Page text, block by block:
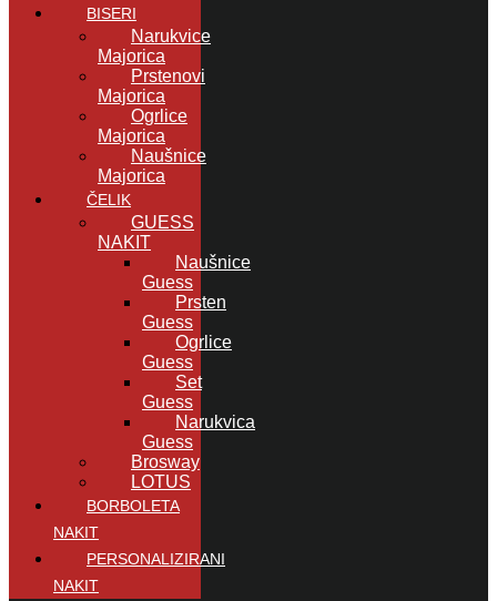
BISERI
Narukvice
Majorica
Prstenovi
Majorica
Ogrlice
Majorica
Naušnice
Majorica
ČELIK
GUESS
NAKIT
Naušnice
Guess
Prsten
Guess
Ogrlice
Guess
Set
Guess
Narukvica
Guess
Brosway
LOTUS
BORBOLETA
NAKIT
PERSONALIZIRANI
NAKIT